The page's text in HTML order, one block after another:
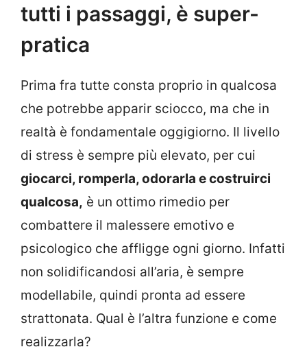
tutti i passaggi, è super-
pratica
Prima fra tutte consta proprio in qualcosa
che potrebbe apparir sciocco, ma che in
realtà è fondamentale oggigiorno. Il livello
di stress è sempre più elevato, per cui
giocarci, romperla, odorarla e costruirci
qualcosa, è un ottimo rimedio per
combattere il malessere emotivo e
psicologico che affligge ogni giorno. Infatti
non solidificandosi all’aria, è sempre
modellabile, quindi pronta ad essere
strattonata. Qual è l’altra funzione e come
realizzarla?